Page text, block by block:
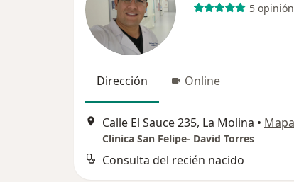
5 opinión
Dirección Online
Calle El Sauce 235, La Molina • Mapa
Clinica San Felipe- David Torres
Consulta del recién nacido